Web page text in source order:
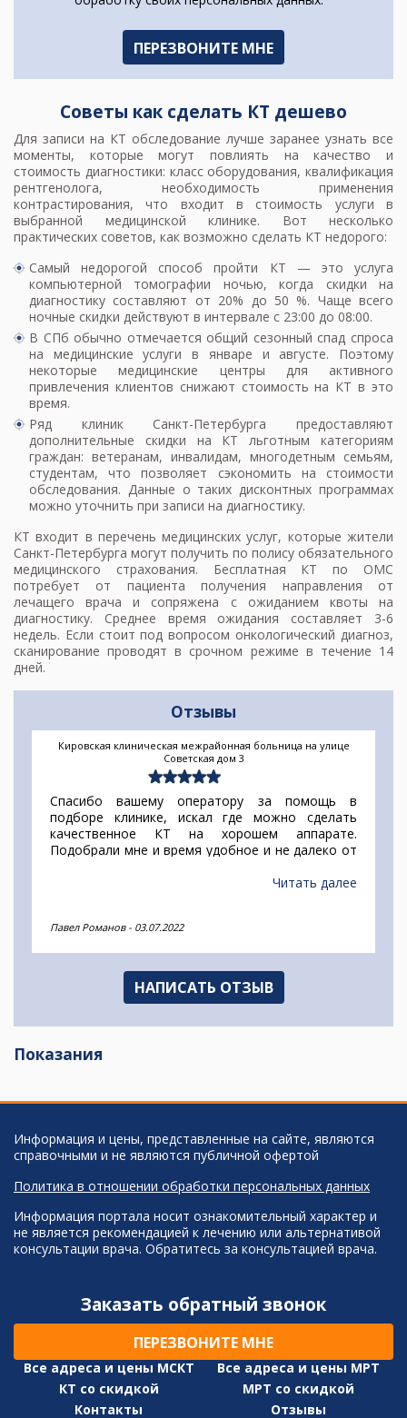
Советы как сделать КТ дешево
Для записи на КТ обследование лучше заранее узнать все
моменты, которые могут повлиять на качество и
стоимость диагностики: класс оборудования, квалификация
рентгенолога, необходимость применения
контрастирования, что входит в стоимость услуги в
выбранной медицинской клинике. Вот несколько
практических советов, как возможно сделать КТ недорого:
Самый недорогой способ пройти КТ — это услуга
компьютерной томографии ночью, когда скидки на
диагностику составляют от 20% до 50 %. Чаще всего
ночные скидки действуют в интервале с 23:00 до 08:00.
В СПб обычно отмечается общий сезонный спад спроса
на медицинские услуги в январе и августе. Поэтому
некоторые медицинские центры для активного
привлечения клиентов снижают стоимость на КТ в это
время.
Ряд клиник Санкт-Петербурга предоставляют
дополнительные скидки на КТ льготным категориям
граждан: ветеранам, инвалидам, многодетным семьям,
студентам, что позволяет сэкономить на стоимости
обследования. Данные о таких дисконтных программах
можно уточнить при записи на диагностику.
КТ входит в перечень медицинских услуг, которые жители
Санкт-Петербурга могут получить по полису обязательного
медицинского страхования. Бесплатная КТ по ОМС
потребует от пациента получения направления от
лечащего врача и сопряжена с ожиданием квоты на
диагностику. Среднее время ожидания составляет 3-6
недель. Если стоит под вопросом онкологический диагноз,
сканирование проводят в срочном режиме в течение 14
дней.
Отзывы
Кировская клиническая межрайонная больница на улице
Советская дом 3
Спасибо вашему оператору за помощь в
подборе клинике, искал где можно сделать
качественное КТ на хорошем аппарате.
Подобрали мне и время удобное и не далеко от
исследование повторно. Заключение полностью
Читать далее
Павел Романов - 03.07.2022
НАПИСАТЬ ОТЗЫВ
Показания
Информация и цены, представленные на сайте, являются
справочными и не являются публичной офертой
Политика в отношении обработки персональных данных
Информация портала носит ознакомительный характер и
не является рекомендацией к лечению или альтернативой
консультации врача. Обратитесь за консультацией врача.
Заказать обратный звонок
ПЕРЕЗВОНИТЕ МНЕ
Все адреса и цены МСКТ
Все адреса и цены МРТ
КТ со скидкой
МРТ со скидкой
Контакты
Отзывы